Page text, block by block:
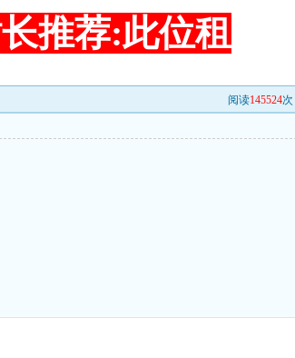
推荐:此位租
阅读145524次 |